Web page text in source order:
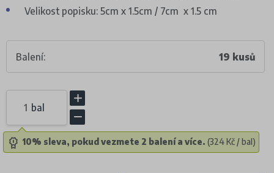
Velikost popisku: 5cm x 1.5cm / 7cm x 1.5 cm
Balení: 19 kusů
bal
10% sleva, pokud vezmete 2 balení a více. (324 Kč / bal)